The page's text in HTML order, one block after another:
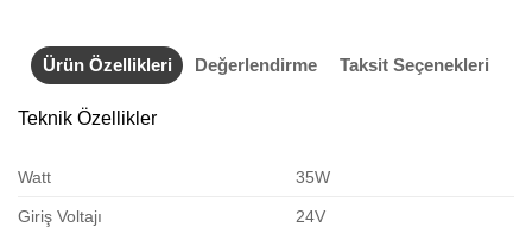
Ürün Özellikleri Değerlendirme Taksit Seçenekleri
Teknik Özellikler
Watt 35W
Giriş Voltajı 24V